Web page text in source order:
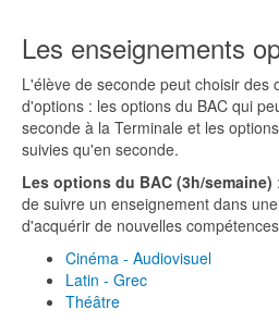
Les enseignements
L'élève de seconde peut choisir des
d'options : les options du BAC qui
seconde à la Terminale et les
suivies qu'en seconde.
Les options du BAC (3h/semaine)
de suivre un enseignement dans
d'acquérir de nouvelles
Cinéma - Audiovisuel
Latin - Grec
Théâtre